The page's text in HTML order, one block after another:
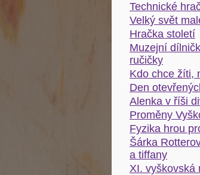
Technické
Velký svět
Hračka století
Muzejní
ručičky
Kdo chce žíti,
Den
Alenka v říši
Proměny
Fyzika hrou
Šárka
a tiffany
XI. vyškovská